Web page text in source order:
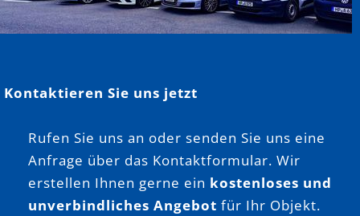
Kontaktieren Sie uns jetzt
Rufen Sie uns an oder senden Sie uns eine
Anfrage über das Kontaktformular. Wir
erstellen Ihnen gerne ein kostenloses und
unverbindliches Angebot für Ihr Objekt.